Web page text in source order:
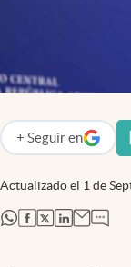
Actualizado el 1 de
+ Seguir en
abre en nueva
abre en nueva
abre en nueva
abre en
abre en